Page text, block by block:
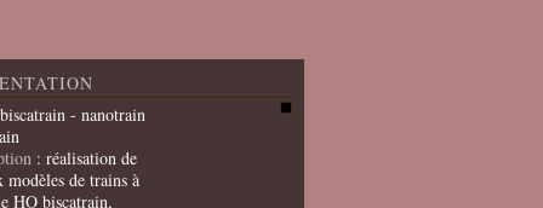
- nanotrain
: réalisation de
modèles de trains à
HO biscatrain,